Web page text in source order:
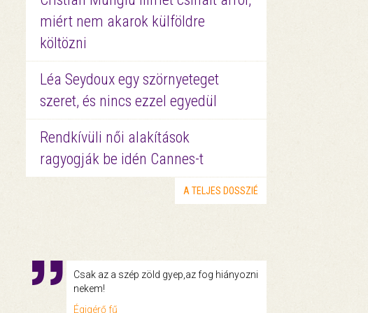
miért nem akarok külföldre
költözni
Léa Seydoux egy szörnyeteget
szeret, és nincs ezzel egyedül
Rendkívüli női alakítások
ragyogják be idén Cannes-t
A TELJES DOSSZIÉ
Csak az a szép zöld gyep,az fog hiányozni
nekem!
Égigérő fű